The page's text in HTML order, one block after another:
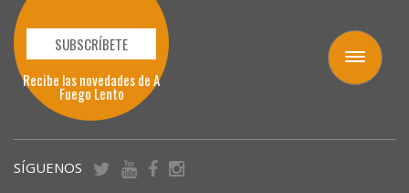
Toggle
navigation
SUBSCRÍBETE
Recibe las novedades de A
Fuego Lento
SÍGUENOS